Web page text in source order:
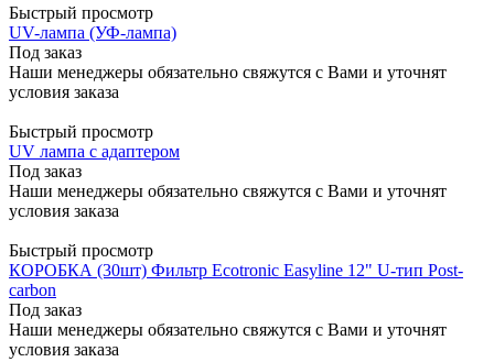
Быстрый просмотр
UV-лампа (УФ-лампа)
Под заказ
Наши менеджеры обязательно свяжутся с Вами и уточнят
условия заказа
Быстрый просмотр
UV лампа с адаптером
Под заказ
Наши менеджеры обязательно свяжутся с Вами и уточнят
условия заказа
Быстрый просмотр
КОРОБКА (30шт) Фильтр Ecotronic Easyline 12" U-тип Post-
carbon
Под заказ
Наши менеджеры обязательно свяжутся с Вами и уточнят
условия заказа